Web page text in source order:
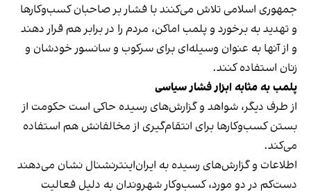
جمهوری اسلامی تلاش می‌کنند با فشار بر صاحبان کسب‌وکارها
و تهدید به برخورد و پلمب اماکن، مردم را در برابر هم قرار دهند
و از آنها به عنوان وسیله‌ای برای سرکوب و سانسور خودشان و
زنان استفاده کنند.
پلمب به مثابه ابزار فشار سیاسی
از طرف دیگر، شواهد و گزارش‌های رسیده حاکی است حکومت از
بستن کسب‌وکارها برای انتقام‌گیری از مخالفانش هم استفاده
می‌کند.
اطلاعات و گزارش‌های رسیده به ایران‌اینترنشنال نشان می‌دهند
دست‌کم در دو مورد، کسب‌وکار شهروندان به دلیل فعالیت